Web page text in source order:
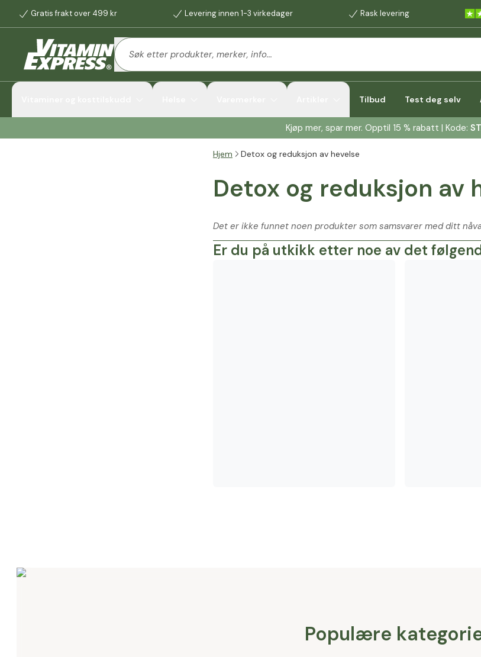
Gratis frakt over 499 kr Levering innen 1-3 virkedager Rask levering
Tilbud Test deg selv
Kjøp mer, spar mer. Opptil 15 % rabatt | Kode:
Hjem Detox og reduksjon av hevelse
Detox og reduksjon av
Det er ikke funnet noen produkter som samsvarer med ditt
Er du på utkikk etter noe av det
Populære